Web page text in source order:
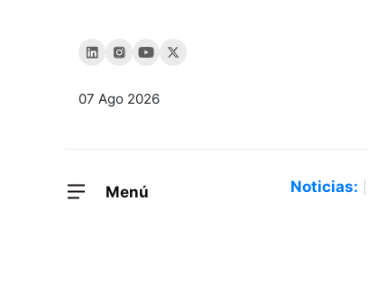
07 Ago 2026
Menú Noticias: